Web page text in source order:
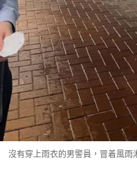
沒有穿上雨衣的男警員，冒着風雨